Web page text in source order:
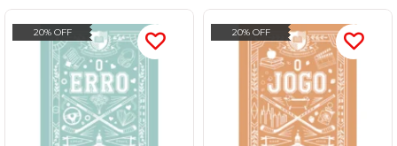
20% OFF 20% OFF